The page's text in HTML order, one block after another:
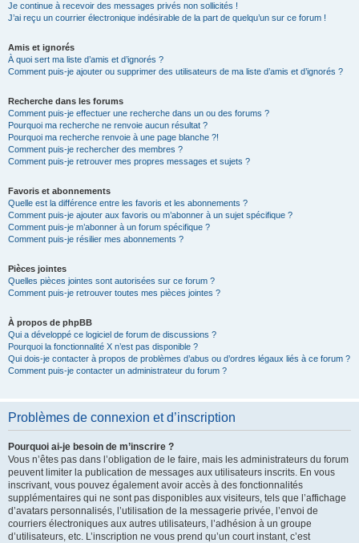
Je continue à recevoir des messages privés non sollicités !
J’ai reçu un courrier électronique indésirable de la part de quelqu’un sur ce forum !
Amis et ignorés
À quoi sert ma liste d’amis et d’ignorés ?
Comment puis-je ajouter ou supprimer des utilisateurs de ma liste d’amis et d’ignorés ?
Recherche dans les forums
Comment puis-je effectuer une recherche dans un ou des forums ?
Pourquoi ma recherche ne renvoie aucun résultat ?
Pourquoi ma recherche renvoie à une page blanche ?!
Comment puis-je rechercher des membres ?
Comment puis-je retrouver mes propres messages et sujets ?
Favoris et abonnements
Quelle est la différence entre les favoris et les abonnements ?
Comment puis-je ajouter aux favoris ou m’abonner à un sujet spécifique ?
Comment puis-je m’abonner à un forum spécifique ?
Comment puis-je résilier mes abonnements ?
Pièces jointes
Quelles pièces jointes sont autorisées sur ce forum ?
Comment puis-je retrouver toutes mes pièces jointes ?
À propos de phpBB
Qui a développé ce logiciel de forum de discussions ?
Pourquoi la fonctionnalité X n’est pas disponible ?
Qui dois-je contacter à propos de problèmes d’abus ou d’ordres légaux liés à ce forum ?
Comment puis-je contacter un administrateur du forum ?
Problèmes de connexion et d’inscription
Pourquoi ai-je besoin de m’inscrire ?
Vous n’êtes pas dans l’obligation de le faire, mais les administrateurs du forum
peuvent limiter la publication de messages aux utilisateurs inscrits. En vous
inscrivant, vous pouvez également avoir accès à des fonctionnalités
supplémentaires qui ne sont pas disponibles aux visiteurs, tels que l’affichage
d’avatars personnalisés, l’utilisation de la messagerie privée, l’envoi de
courriers électroniques aux autres utilisateurs, l’adhésion à un groupe
d’utilisateurs, etc. L’inscription ne vous prend qu’un court instant, c’est